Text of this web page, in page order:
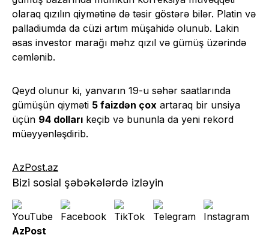
olaraq qızılın qiymətinə də təsir göstərə bilər. Platin və
palladiumda da cüzi artım müşahidə olunub. Lakin
əsas investor marağı məhz qızıl və gümüş üzərində
cəmlənib.
Qeyd olunur ki, yanvarın 19-u səhər saatlarında
gümüşün qiyməti 5 faizdən çox artaraq bir unsiya
üçün 94 dolları keçib və bununla da yeni rekord
müəyyənləşdirib.
AzPost.az
Bizi sosial şəbəkələrdə izləyin
AzPost